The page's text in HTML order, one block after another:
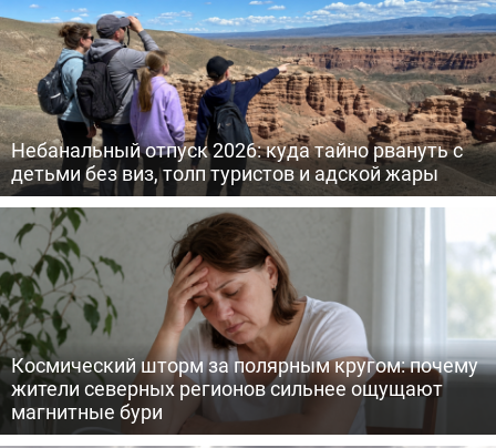
Небанальный отпуск 2026: куда тайно рвануть с
детьми без виз, толп туристов и адской жары
Космический шторм за полярным кругом: почему
жители северных регионов сильнее ощущают
магнитные бури